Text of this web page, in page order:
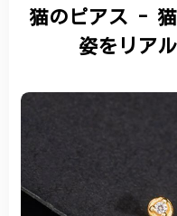
猫のピアス - 猫
姿をリア